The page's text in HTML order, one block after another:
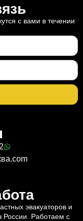
с вами в течении
эвакуаторов и
России. Работаем с